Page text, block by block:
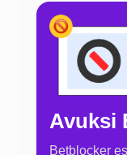
Avuksi
Betblocker